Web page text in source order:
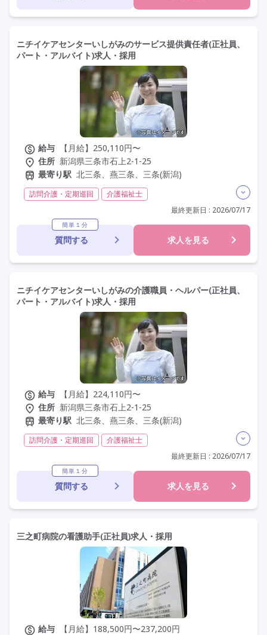
ニチイケアセンターいしがみのサービス提供責任者(正社員、
パート・アルバイト)求人・採用
給与
【月給】250,110円〜
住所 新潟県三条市石上2-1-25
最寄り駅 北三条、燕三条、三条(新潟)
訪問介護・定期巡回
介護福祉士
残業月20時間以内
非常勤 社会保険完備 交通費支給
学歴不問
未経験歓迎
定年60歳以上 定年65歳以上
車通勤可
最終更新日 : 2026/07/17
簡単１分
質問する 求人を見る
ニチイケアセンターいしがみの介護職員・ヘルパー(正社員、
パート・アルバイト)求人・採用
給与
【月給】224,110円〜
住所 新潟県三条市石上2-1-25
最寄り駅 北三条、燕三条、三条(新潟)
訪問介護・定期巡回
介護福祉士
初任者研修(ヘルパー2級)
残業月20時間以内 常勤
非常勤
社会保険完備
交通費支給
未経験歓迎
車通勤可
資格取得支援
最終更新日 : 2026/07/17
簡単１分
質問する 求人を見る
三之町病院の看護助手(正社員)求人・採用
給与
【月給】188,500円〜237,200円